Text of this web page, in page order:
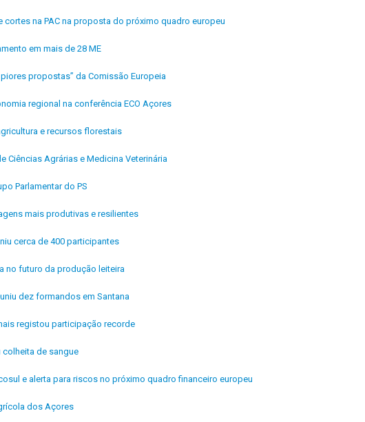
na PAC na proposta do próximo quadro europeu
em mais de 28 ME
propostas” da Comissão Europeia
regional na conferência ECO Açores
e recursos florestais
Ciências Agrárias e Medicina Veterinária
Parlamentar do PS
mais produtivas e resilientes
cerca de 400 participantes
no futuro da produção leiteira
dez formandos em Santana
registou participação recorde
de sangue
e alerta para riscos no próximo quadro financeiro europeu
dos Açores